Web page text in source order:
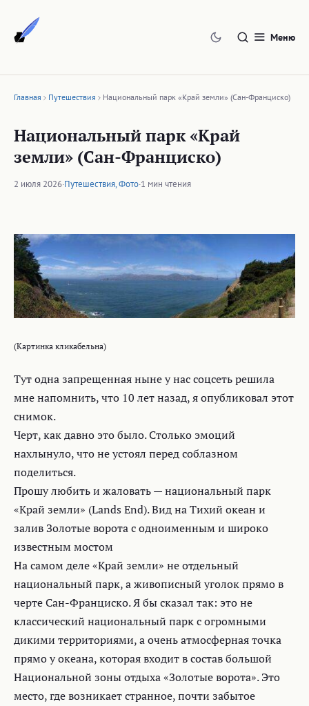
содержимому
Меню
Главная Путешествия Национальный парк «Край земли» (Сан-Франциско)
Национальный парк «Край
земли» (Сан-Франциско)
2 июля 2026·Путешествия,Фото·1 мин чтения
(Картинка кликабельна)
Тут одна запрещенная ныне у нас соцсеть решила
мне напомнить, что 10 лет назад, я опубликовал этот
снимок.
Черт, как давно это было. Столько эмоций
нахлынуло, что не устоял перед соблазном
поделиться.
Прошу любить и жаловать — национальный парк
«Край земли» (Lands End). Вид на Тихий океан и
залив Золотые ворота с одноименным и широко
известным мостом
На самом деле «Край земли» не отдельный
национальный парк, а живописный уголок прямо в
черте Сан-Франциско. Я бы сказал так: это не
классический национальный парк с огромными
дикими территориями, а очень атмосферная точка
прямо у океана, которая входит в состав большой
Национальной зоны отдыха «Золотые ворота». Это
место, где возникает странное, почти забытое